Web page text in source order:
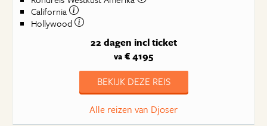
California
Hollywood
22 dagen incl ticket
va € 4195
BEKIJK DEZE REIS
Alle reizen van Djoser